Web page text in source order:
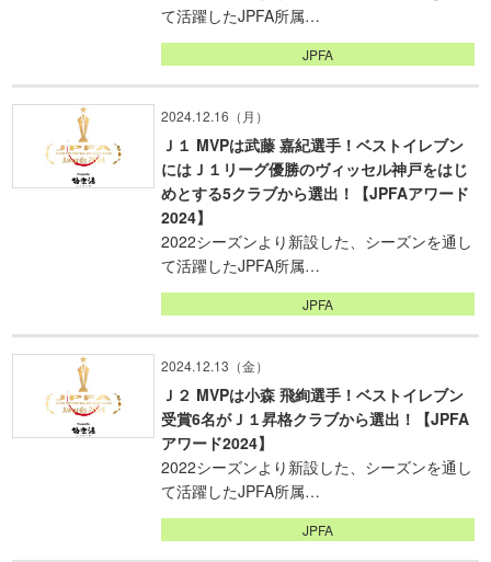
て活躍したJPFA所属…
JPFA
2024.12.16（月）
Ｊ１ MVPは武藤 嘉紀選手！ベストイレブン
にはＪ１リーグ優勝のヴィッセル神戸をはじ
めとする5クラブから選出！【JPFAアワード
2024】
2022シーズンより新設した、シーズンを通し
て活躍したJPFA所属…
JPFA
2024.12.13（金）
Ｊ２ MVPは小森 飛絢選手！ベストイレブン
受賞6名がＪ１昇格クラブから選出！【JPFA
アワード2024】
2022シーズンより新設した、シーズンを通し
て活躍したJPFA所属…
JPFA